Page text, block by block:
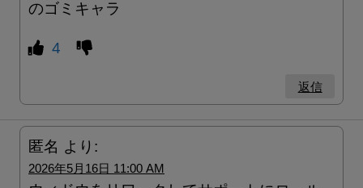
のゴミキャラ
4
返信
匿名 より:
2026年5月16日 11:00 AM